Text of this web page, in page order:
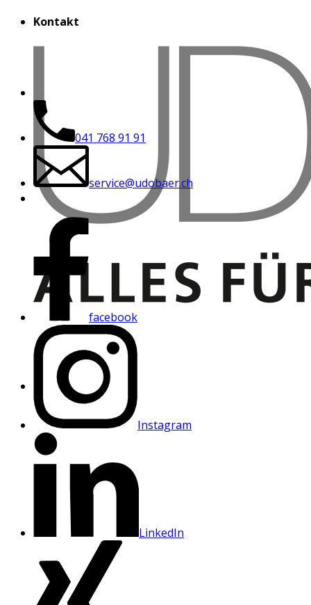
Kontakt
041 768 91 91
service@udobaer.ch
facebook
Instagram
LinkedIn